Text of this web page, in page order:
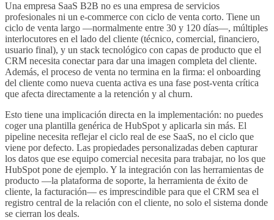
Una empresa SaaS B2B no es una empresa de servicios
profesionales ni un e-commerce con ciclo de venta corto. Tiene un
ciclo de venta largo —normalmente entre 30 y 120 días—, múltiples
interlocutores en el lado del cliente (técnico, comercial, financiero,
usuario final), y un stack tecnológico con capas de producto que el
CRM necesita conectar para dar una imagen completa del cliente.
Además, el proceso de venta no termina en la firma: el onboarding
del cliente como nueva cuenta activa es una fase post-venta crítica
que afecta directamente a la retención y al churn.
Esto tiene una implicación directa en la implementación: no puedes
coger una plantilla genérica de HubSpot y aplicarla sin más. El
pipeline necesita reflejar el ciclo real de ese SaaS, no el ciclo que
viene por defecto. Las propiedades personalizadas deben capturar
los datos que ese equipo comercial necesita para trabajar, no los que
HubSpot pone de ejemplo. Y la integración con las herramientas de
producto —la plataforma de soporte, la herramienta de éxito de
cliente, la facturación— es imprescindible para que el CRM sea el
registro central de la relación con el cliente, no solo el sistema donde
se cierran los deals.